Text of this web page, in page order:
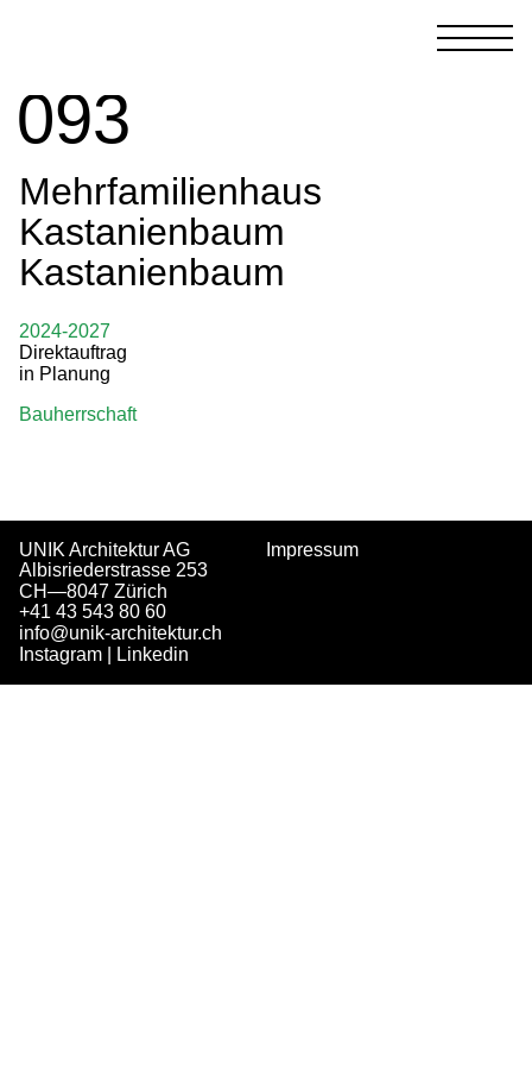
093
Mehrfamilienhaus
Kastanienbaum
Kastanienbaum
2024-2027
Direktauftrag
in Planung
Bauherrschaft
UNIK Architektur AG
Albisriederstrasse 253
CH—8047 Zürich
+41 43 543 80 60
info@unik-architektur.ch
Instagram
Linkedin
Impressum